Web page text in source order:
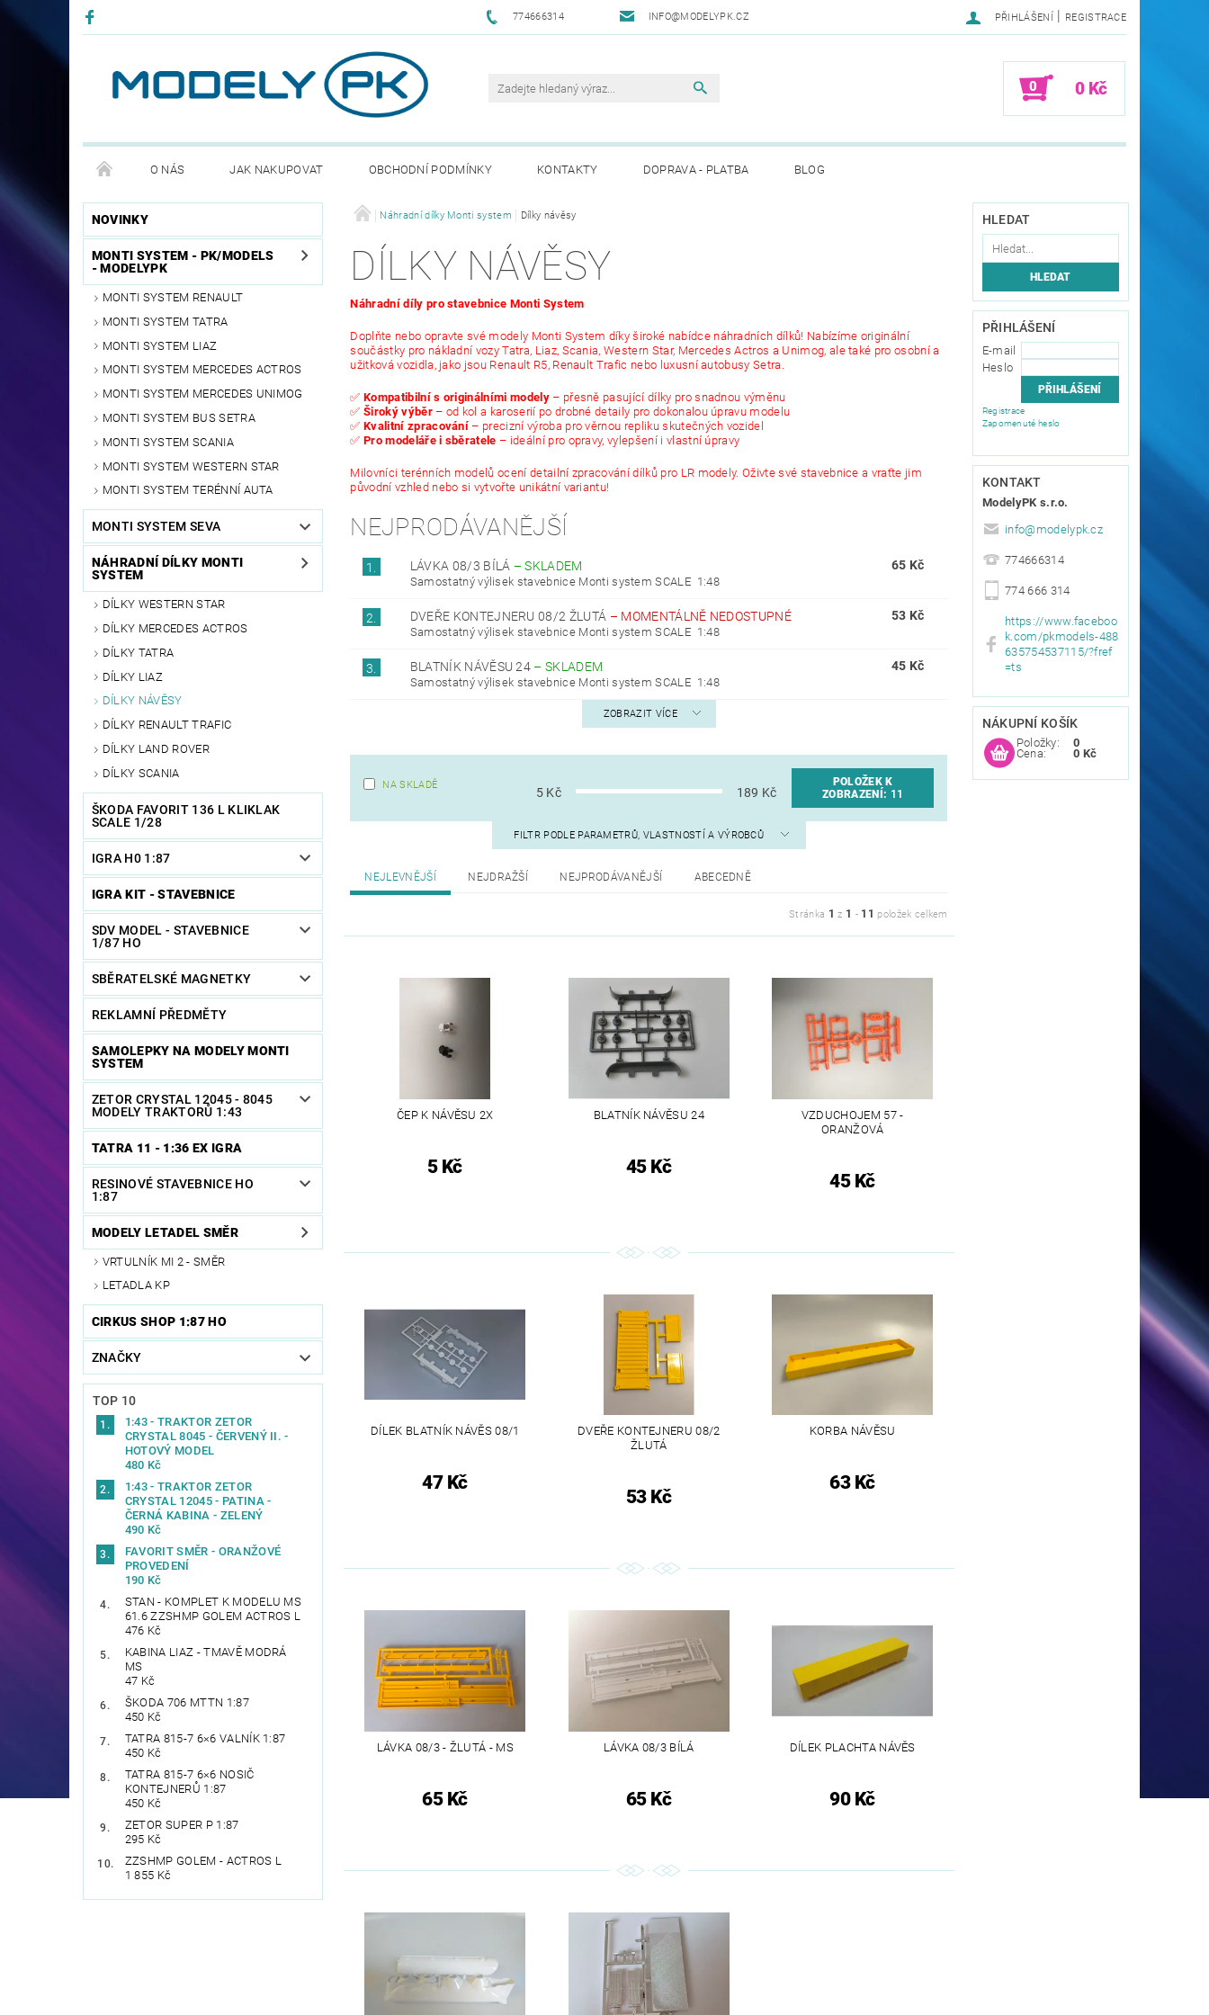
774666314 INFO@MODELYPK.CZ PŘIHLÁŠENÍ | REGISTRACE
0 0 Kč
O NÁS JAK NAKUPOVAT OBCHODNÍ PODMÍNKY KONTAKTY DOPRAVA - PLATBA BLOG
PODMÍNKY OCHRANNY OSOBNÍCH ÚDAJŮ GDPR
NOVINKY
MONTI SYSTEM - PK/MODELS
- MODELYPK
MONTI SYSTEM RENAULT
MONTI SYSTEM TATRA
MONTI SYSTEM LIAZ
MONTI SYSTEM MERCEDES ACTROS
MONTI SYSTEM MERCEDES UNIMOG
MONTI SYSTEM BUS SETRA
MONTI SYSTEM SCANIA
MONTI SYSTEM WESTERN STAR
MONTI SYSTEM TERÉNNÍ AUTA
MONTI SYSTEM SEVA
NÁHRADNÍ DÍLKY MONTI
SYSTEM
DÍLKY WESTERN STAR
DÍLKY MERCEDES ACTROS
DÍLKY TATRA
DÍLKY LIAZ
DÍLKY NÁVĚSY
DÍLKY RENAULT TRAFIC
DÍLKY LAND ROVER
DÍLKY SCANIA
ŠKODA FAVORIT 136 L KLIKLAK
SCALE 1/28
IGRA H0 1:87
IGRA KIT - STAVEBNICE
SDV MODEL - STAVEBNICE
1/87 HO
SBĚRATELSKÉ MAGNETKY
REKLAMNÍ PŘEDMĚTY
SAMOLEPKY NA MODELY MONTI
SYSTEM
ZETOR CRYSTAL 12045 - 8045
MODELY TRAKTORŮ 1:43
TATRA 11 - 1:36 EX IGRA
RESINOVÉ STAVEBNICE HO
1:87
MODELY LETADEL SMĚR
VRTULNÍK MI 2 - SMĚR
LETADLA KP
CIRKUS SHOP 1:87 HO
ZNAČKY
TOP 10
1:43 - TRAKTOR ZETOR
CRYSTAL 8045 - ČERVENÝ II. -
HOTOVÝ MODEL
480 Kč
1:43 - TRAKTOR ZETOR
CRYSTAL 12045 - PATINA -
ČERNÁ KABINA - ZELENÝ
490 Kč
FAVORIT SMĚR - ORANŽOVÉ
PROVEDENÍ
190 Kč
STAN - KOMPLET K MODELU MS
61.6 ZZSHMP GOLEM ACTROS L
476 Kč
KABINA LIAZ - TMAVĚ MODRÁ
MS
47 Kč
ŠKODA 706 MTTN 1:87
450 Kč
TATRA 815-7 6×6 VALNÍK 1:87
450 Kč
TATRA 815-7 6×6 NOSIČ
KONTEJNERŮ 1:87
450 Kč
ZETOR SUPER P 1:87
295 Kč
ZZSHMP GOLEM - ACTROS L
1 855 Kč
Náhradní dílky Monti system Dílky návěsy
DÍLKY NÁVĚSY
Náhradní díly pro stavebnice Monti System
Doplňte nebo opravte své modely Monti System díky široké nabídce náhradních dílků! Nabízíme originální
součástky pro nákladní vozy Tatra, Liaz, Scania, Western Star, Mercedes Actros a Unimog, ale také pro osobní a
užitková vozidla, jako jsou Renault R5, Renault Trafic nebo luxusní autobusy Setra.
✅Kompatibilní s originálními modely– přesně pasující dílky pro snadnou výměnu
✅Široký výběr– od kol a karoserií po drobné detaily pro dokonalou úpravu modelu
✅Kvalitní zpracování – precizní výroba pro věrnou repliku skutečných vozidel
✅Pro modeláře i sběratele – ideální pro opravy, vylepšení i vlastní úpravy
Milovníci terénních modelů ocení detailní zpracování dílků pro LR modely. Oživte své stavebnice a vraťte jim
původní vzhled nebo si vytvořte unikátní variantu!
NEJPRODÁVANĚJŠÍ
1. LÁVKA 08/3 BÍLÁ –SKLADEM
Samostatný výlisek stavebnice Monti system SCALE 1:48
65 Kč
2. DVEŘE KONTEJNERU 08/2 ŽLUTÁ – MOMENTÁLNĚ NEDOSTUPNÉ
Samostatný výlisek stavebnice Monti system SCALE 1:48
53 Kč
3. BLATNÍK NÁVĚSU 24 –SKLADEM
Samostatný výlisek stavebnice Monti system SCALE 1:48
45 Kč
ZOBRAZIT VÍCE
NA SKLADĚ
5 Kč 189 Kč
POLOŽEK K
ZOBRAZENÍ: 11
FILTR PODLE PARAMETRŮ, VLASTNOSTÍ A VÝROBCŮ
NEJLEVNĚJŠÍ NEJDRAŽŠÍ NEJPRODÁVANĚJŠÍ ABECEDNĚ
Stránka 1 z 1 - 11 položek celkem
ČEP K NÁVĚSU 2X
5 Kč
BLATNÍK NÁVĚSU 24
45 Kč
VZDUCHOJEM 57 -
ORANŽOVÁ
45 Kč
DÍLEK BLATNÍK NÁVĚS 08/1
47 Kč
DVEŘE KONTEJNERU 08/2
ŽLUTÁ
53 Kč
KORBA NÁVĚSU
63 Kč
LÁVKA 08/3 - ŽLUTÁ - MS
65 Kč
LÁVKA 08/3 BÍLÁ
65 Kč
DÍLEK PLACHTA NÁVĚS
90 Kč
HLEDAT
PŘIHLÁŠENÍ
E-mail
Heslo
Registrace
Zapomenuté heslo
KONTAKT
ModelyPK s.r.o.
info@modelypk.cz
774666314
774 666 314
https://www.faceboo
k.com/pkmodels-488
635754537115/?fref
=ts
NÁKUPNÍ KOŠÍK
Položky:
Cena:
0
0 Kč